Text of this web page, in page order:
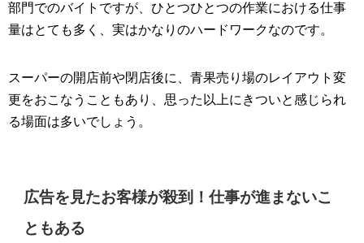
部門でのバイトですが、ひとつひとつの作業における仕事
量はとても多く、実はかなりのハードワークなのです。
スーパーの開店前や閉店後に、青果売り場のレイアウト変
更をおこなうこともあり、思った以上にきついと感じられ
る場面は多いでしょう。
広告を見たお客様が殺到！仕事が進まないこ
ともある